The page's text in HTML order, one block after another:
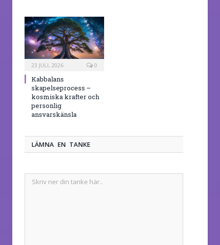
23 JULI, 2026 0
Kabbalans
skapelseprocess –
kosmiska krafter och
personlig
ansvarskänsla
LÄMNA EN TANKE